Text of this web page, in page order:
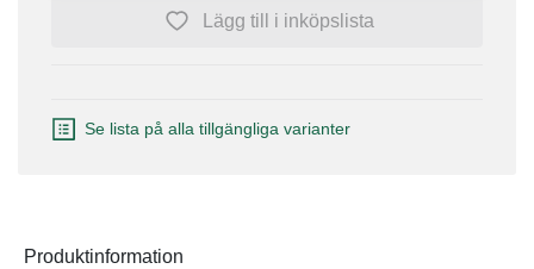
Lägg till i inköpslista
Se lista på alla tillgängliga varianter
Produktinformation